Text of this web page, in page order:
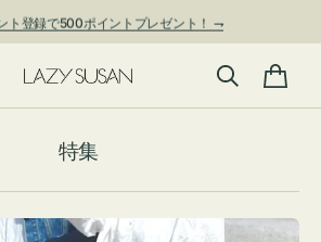
ト登録で500ポイントプレゼント！ ⇁
カ
特集